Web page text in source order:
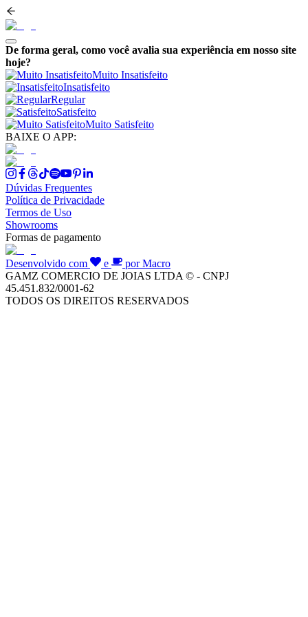
De forma geral, como você avalia sua experiência em nosso site
hoje?
Muito Insatisfeito
Insatisfeito
Regular
Satisfeito
Muito Satisfeito
BAIXE O APP:
Dúvidas Frequentes
Política de Privacidade
Termos de Uso
Showrooms
Formas de pagamento
Desenvolvido com e
por Macro
GAMZ COMERCIO DE JOIAS LTDA © - CNPJ
45.451.832/0001-62
TODOS OS DIREITOS RESERVADOS